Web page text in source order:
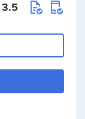
3.5